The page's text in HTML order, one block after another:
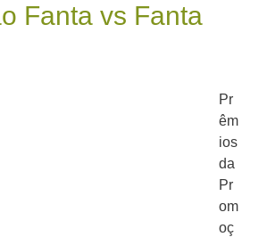
Fanta vs Fanta
Pr
êm
ios
da
Pr
om
oç